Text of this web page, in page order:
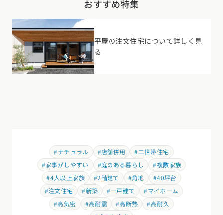
平屋の注文住宅について詳しく見
#4人以上家族
#2階建て #角地
#40坪台
#注文住宅
#新築 #一戸建て
#マイホーム
#高耐震 #高断熱
#高耐久
#省エネ住宅